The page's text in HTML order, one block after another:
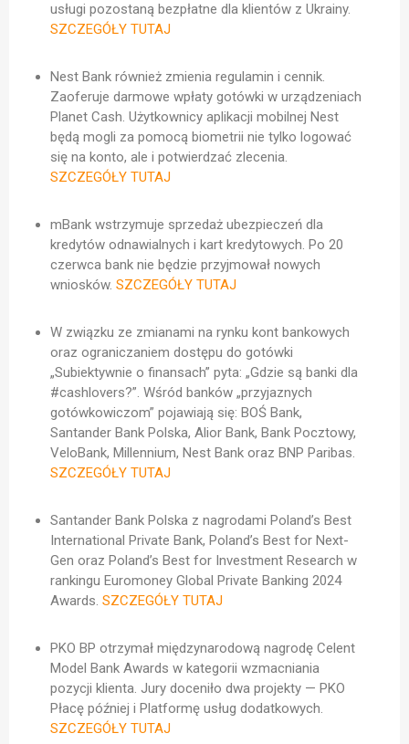
usługi pozostaną bezpłatne dla klientów z Ukrainy.
SZCZEGÓŁY TUTAJ
Nest Bank również zmienia regulamin i cennik.
Zaoferuje darmowe wpłaty gotówki w urządzeniach
Planet Cash. Użytkownicy aplikacji mobilnej Nest
będą mogli za pomocą biometrii nie tylko logować
się na konto, ale i potwierdzać zlecenia.
SZCZEGÓŁY TUTAJ
mBank wstrzymuje sprzedaż ubezpieczeń dla
kredytów odnawialnych i kart kredytowych. Po 20
czerwca bank nie będzie przyjmował nowych
wniosków. SZCZEGÓŁY TUTAJ
W związku ze zmianami na rynku kont bankowych
oraz ograniczaniem dostępu do gotówki
„Subiektywnie o finansach” pyta: „Gdzie są banki dla
#cashlovers?”. Wśród banków „przyjaznych
gotówkowiczom” pojawiają się: BOŚ Bank,
Santander Bank Polska, Alior Bank, Bank Pocztowy,
VeloBank, Millennium, Nest Bank oraz BNP Paribas.
SZCZEGÓŁY TUTAJ
Santander Bank Polska z nagrodami Poland’s Best
International Private Bank, Poland’s Best for Next-
Gen oraz Poland’s Best for Investment Research w
rankingu Euromoney Global Private Banking 2024
Awards. SZCZEGÓŁY TUTAJ
PKO BP otrzymał międzynarodową nagrodę Celent
Model Bank Awards w kategorii wzmacniania
pozycji klienta. Jury doceniło dwa projekty — PKO
Płacę później i Platformę usług dodatkowych.
SZCZEGÓŁY TUTAJ